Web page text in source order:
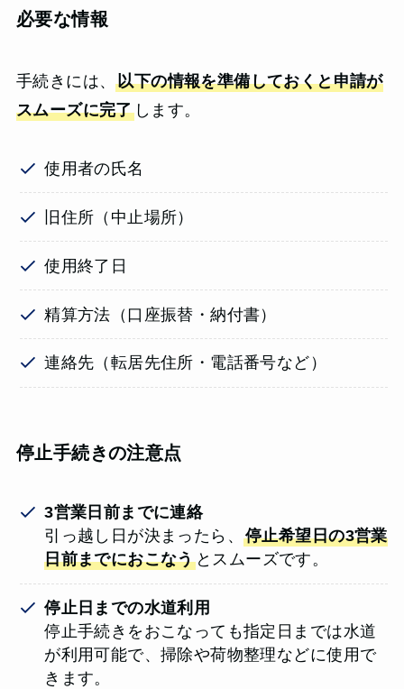
必要な情報
手続きには、以下の情報を準備しておくと申請が
スムーズに完了します。
使用者の氏名
旧住所（中止場所）
使用終了日
精算方法（口座振替・納付書）
連絡先（転居先住所・電話番号など）
停止手続きの注意点
3営業日前までに連絡
引っ越し日が決まったら、停止希望日の3営業
日前までにおこなうとスムーズです。
停止日までの水道利用
停止手続きをおこなっても指定日までは水道
が利用可能で、掃除や荷物整理などに使用で
きます。